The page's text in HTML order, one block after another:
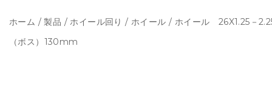
ホーム /製品 /ホイール回り /ホイール / ホイール 26X1.25－
（ボス）130mm